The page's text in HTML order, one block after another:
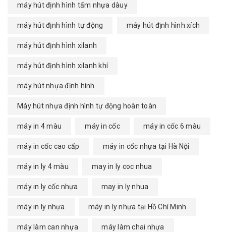
máy hút định hình tấm nhựa dàuy
máy hút định hình tự động máy hút định hình xích
máy hút định hình xilanh
máy hút định hình xilanh khí
máy hút nhựa định hình
Máy hút nhựa định hình tự động hoàn toàn
máy in 4 màu máy in cốc máy in cốc 6 màu
máy in cốc cao cấp máy in cốc nhựa tại Hà Nội
máy in ly 4 màu may in ly coc nhua
máy in ly cốc nhựa may in ly nhua
máy in ly nhựa máy in ly nhựa tại Hồ Chí Minh
máy làm can nhựa máy làm chai nhựa